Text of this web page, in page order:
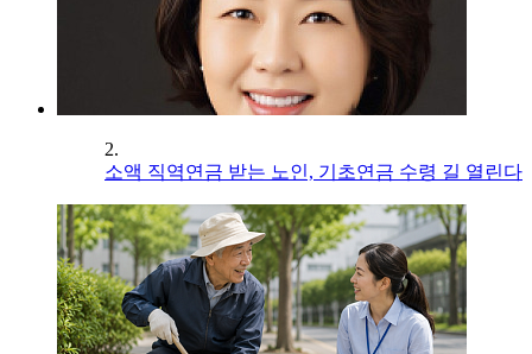
2.
소액 직역연금 받는 노인, 기초연금 수령 길 열린다